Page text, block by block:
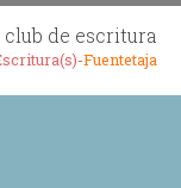
club de escritura
Fuentetaja